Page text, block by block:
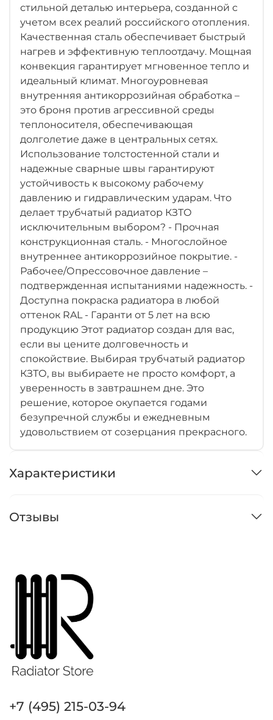
стильной деталью интерьера, созданной с
учетом всех реалий российского отопления.
Качественная сталь обеспечивает быстрый
нагрев и эффективную теплоотдачу. Мощная
конвекция гарантирует мгновенное тепло и
идеальный климат. Многоуровневая
внутренняя антикоррозийная обработка –
это броня против агрессивной среды
теплоносителя, обеспечивающая
долголетие даже в центральных сетях.
Использование толстостенной стали и
надежные сварные швы гарантируют
устойчивость к высокому рабочему
давлению и гидравлическим ударам. Что
делает трубчатый радиатор КЗТО
исключительным выбором? - Прочная
конструкционная сталь. - Многослойное
внутреннее антикоррозийное покрытие. -
Рабочее/Опрессовочное давление –
подтвержденная испытаниями надежность. -
Доступна покраска радиатора в любой
оттенок RAL - Гаранти от 5 лет на всю
продукцию Этот радиатор создан для вас,
если вы цените долговечность и
спокойствие. Выбирая трубчатый радиатор
КЗТО, вы выбираете не просто комфорт, а
уверенность в завтрашнем дне. Это
решение, которое окупается годами
безупречной службы и ежедневным
удовольствием от созерцания прекрасного.
Характеристики
Отзывы
+7 (495) 215-03-94